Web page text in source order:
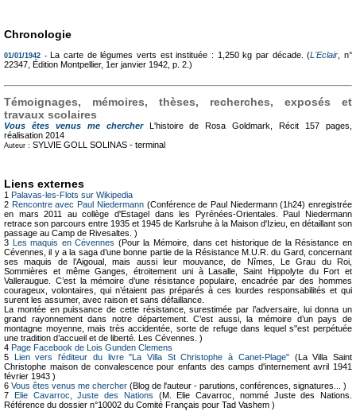
Chronologie
01/01/1942 - La carte de légumes verts est instituée : 1,250 kg par décade. (L'Eclair , n°
22347, Édition Montpellier, 1er janvier 1942, p. 2.)
Témoignages, mémoires, thèses, recherches, exposés et
travaux scolaires
Vous êtes venus me chercherL'histoire de Rosa Goldmark, Récit
157 pages,
réalisation 2014
Auteur : SYLVIE GOLL SOLINAS - terminal
Liens externes
1
Palavas-les-Flots sur Wikipedia
2 Rencontre avec Paul Niedermann(Conférence de Paul Niedermann (1h24) enregistrée
en mars 2011 au collège d'Estagel dans les Pyrénées-Orientales. Paul Niedermann
retrace son parcours entre 1935 et 1945 de Karlsruhe à la Maison d'Izieu, en détaillant son
passage au Camp de Rivesaltes. )
3
Les maquis en Cévennes (Pour la Mémoire, dans cet historique de la Résistance en
Cévennes, il y a la saga d’une bonne partie de la Résistance M.U.R. du Gard, concernant
ses maquis de l’Aigoual, mais aussi leur mouvance, de Nîmes, Le Grau du Roi,
Sommières et même Ganges, étroitement uni à Lasalle, Saint Hippolyte du Fort et
Valleraugue. C’est la mémoire d’une résistance populaire, encadrée par des hommes
courageux, volontaires, qui n’étaient pas préparés à ces lourdes responsabilités et qui
surent les assumer, avec raison et sans défaillance.
La montée en puissance de cette résistance, surestimée par l’adversaire, lui donna un
grand rayonnement dans notre département. C’est aussi, la mémoire d’un pays de
montagne moyenne, mais très accidentée, sorte de refuge dans lequel s'’est perpétuée
une tradition d’accueil et de liberté. Les Cévennes. )
4 Page Facebook de Lois Gunden Clemens
5
Lien vers l'éditeur du livre "La Villa St Christophe à Canet-Plage"(La Villa Saint
Christophe maison de convalescence pour enfants des camps d'internement avril 1941
février 1943 )
6 Vous êtes venus me chercher (Blog de l'auteur - parutions, conférences, signatures... )
7
Elie Cavarroc, Juste des Nations (M. Elie Cavarroc, nommé Juste des Nations.
Référence du dossier n°10002 du Comité Français pour Tad Vashem )